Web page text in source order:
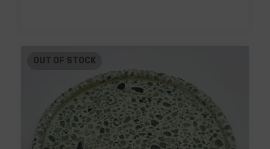
OUT OF STOCK